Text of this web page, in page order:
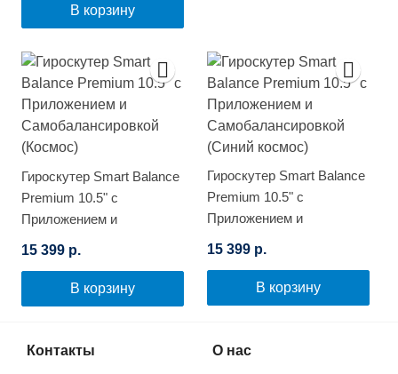
В корзину
Гироскутер Smart Balance
Premium 10.5" с
Приложением и
(Космос)
15 399 р.
В корзину
Гироскутер Smart Balance
Premium 10.5" с
Приложением и
(Синий космос)
15 399 р.
В корзину
Контакты О нас